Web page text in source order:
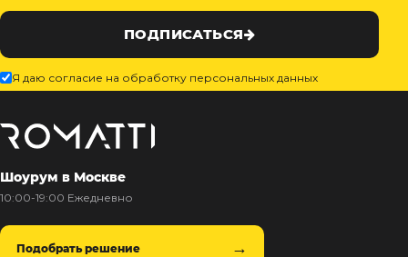
ПОДПИСАТЬСЯ
Я даю согласие на обработку персональных данных
Шоурум в Москве
10:00-19:00 Ежедневно
Подобрать решение